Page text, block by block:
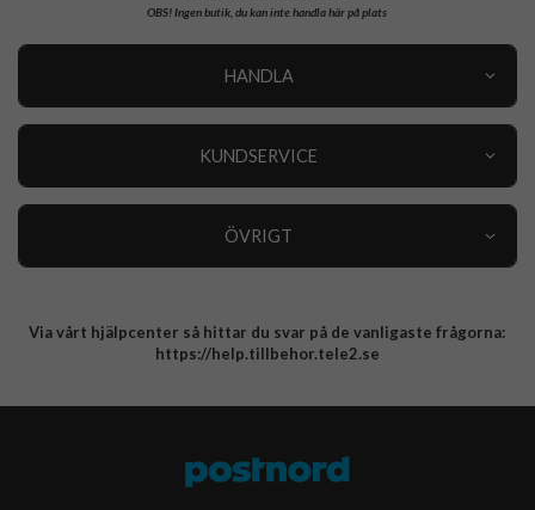
OBS!Ingen butik, du kan inte handla här på plats
HANDLA
KUNDSERVICE
ÖVRIGT
Integritetspolicy
Via vårt hjälpcenter så hittar du svar på de vanligaste frågorna:
https://help.tillbehor.tele2.se